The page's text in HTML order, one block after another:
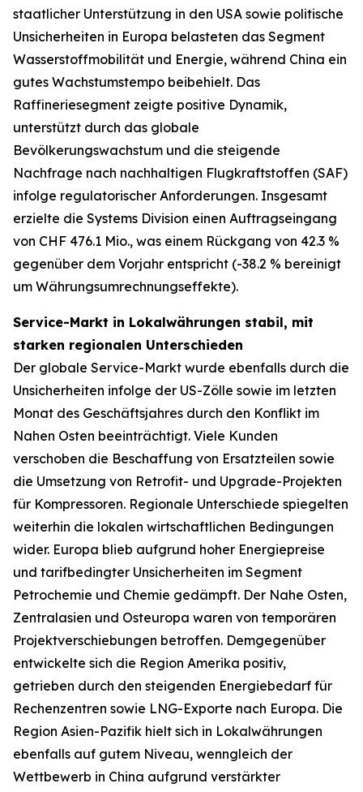
staatlicher Unterstützung in den USA sowie politische
Unsicherheiten in Europa belasteten das Segment
Wasserstoffmobilität und Energie, während China ein
gutes Wachstumstempo beibehielt. Das
Raffineriesegment zeigte positive Dynamik,
unterstützt durch das globale
Bevölkerungswachstum und die steigende
Nachfrage nach nachhaltigen Flugkraftstoffen (SAF)
infolge regulatorischer Anforderungen. Insgesamt
erzielte die Systems Division einen Auftragseingang
von CHF 476.1 Mio., was einem Rückgang von 42.3 %
gegenüber dem Vorjahr entspricht (-38.2 % bereinigt
um Währungsumrechnungseffekte).
Service-Markt in Lokalwährungen stabil, mit
starken regionalen Unterschieden
Der globale Service-Markt wurde ebenfalls durch die
Unsicherheiten infolge der US-Zölle sowie im letzten
Monat des Geschäftsjahres durch den Konflikt im
Nahen Osten beeinträchtigt. Viele Kunden
verschoben die Beschaffung von Ersatzteilen sowie
die Umsetzung von Retrofit- und Upgrade-Projekten
für Kompressoren. Regionale Unterschiede spiegelten
weiterhin die lokalen wirtschaftlichen Bedingungen
wider. Europa blieb aufgrund hoher Energiepreise
und tarifbedingter Unsicherheiten im Segment
Petrochemie und Chemie gedämpft. Der Nahe Osten,
Zentralasien und Osteuropa waren von temporären
Projektverschiebungen betroffen. Demgegenüber
entwickelte sich die Region Amerika positiv,
getrieben durch den steigenden Energiebedarf für
Rechenzentren sowie LNG-Exporte nach Europa. Die
Region Asien-Pazifik hielt sich in Lokalwährungen
ebenfalls auf gutem Niveau, wenngleich der
Wettbewerb in China aufgrund verstärkter